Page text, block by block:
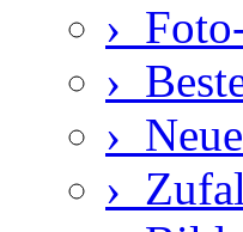
›
›
›
›